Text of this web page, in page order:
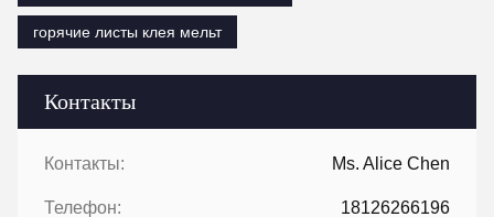
Контакты
Контакты: Ms. Alice Chen
Телефон: 18126266196
горячие листы клея мельт